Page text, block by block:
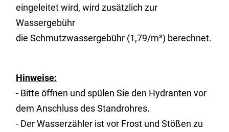
eingeleitet wird, wird zusätzlich zur
Wassergebühr
die Schmutzwassergebühr (1,79/m³) berechnet.
Hinweise:
- Bitte öffnen und spülen Sie den Hydranten vor
dem Anschluss des Standrohres.
- Der Wasserzähler ist vor Frost und Stößen zu